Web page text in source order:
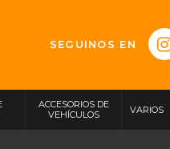
SEGUINOS EN
ACCESORIOS DE
VEHÍCULOS
VARIOS